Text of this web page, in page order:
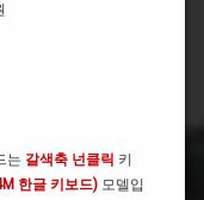
는 갈색축 넌클릭 키
한글 키보드) 모델입